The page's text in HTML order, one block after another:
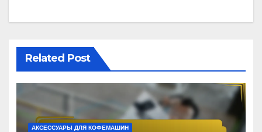
Related Post
АКСЕССУАРЫ ДЛЯ КОФЕМАШИН